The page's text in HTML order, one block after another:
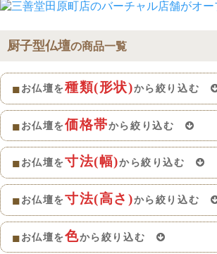
厨子型仏壇の商品一覧
■お仏壇を種類(形状)から絞り込む
■お仏壇を価格帯から絞り込む
■お仏壇を寸法(幅)から絞り込む
■お仏壇を寸法(高さ)から絞り込む
■お仏壇を色から絞り込む